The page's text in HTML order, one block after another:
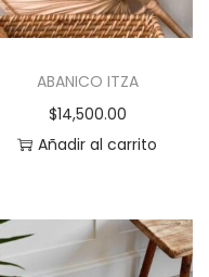
ABANICO ITZA
$14,500.00
Añadir al carrito